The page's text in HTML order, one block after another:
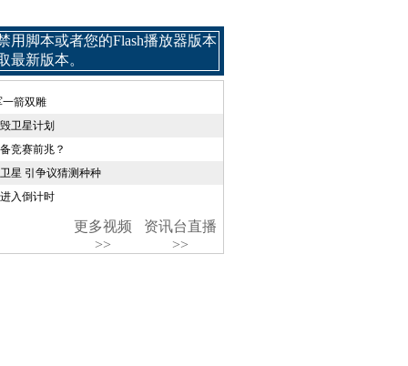
用脚本或者您的Flash播放器版本
最新版本。
一箭双雕
卫星计划
竞赛前兆？
星 引争议猜测种种
入倒计时
更多视频
>>
资讯台直播
>>